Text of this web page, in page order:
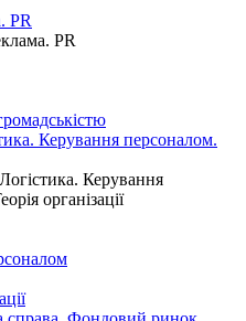
PR
PR
Керування персоналом.
Керування
організації